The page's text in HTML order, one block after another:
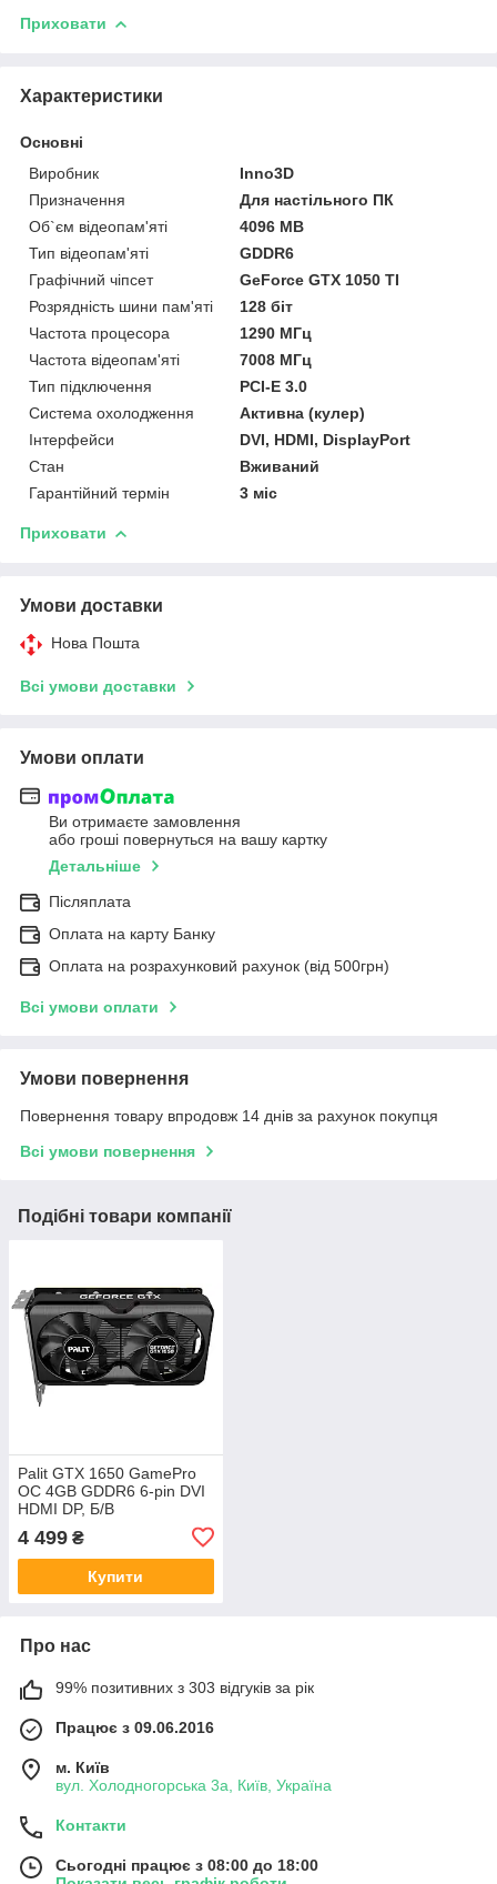
Приховати
Характеристики
Основні
Виробник
Inno3D
Призначення
Для настільного ПК
Об`єм відеопам'яті
4096 MB
Тип відеопам'яті
GDDR6
Графічний чіпсет
GeForce GTX 1050 TI
Розрядність шини пам'яті
128 біт
Частота процесора
1290 МГц
Частота відеопам'яті
7008 МГц
Тип підключення
PCI-E 3.0
Система охолодження
Активна (кулер)
Інтерфейси
DVI, HDMI, DisplayPort
Стан
Вживаний
Гарантійний термін
3 міс
Приховати
Умови доставки
Нова Пошта
Всі умови доставки
Умови оплати
Ви отримаєте замовлення
або гроші повернуться на вашу картку
Детальніше
Післяплата
Оплата на карту Банку
Оплата на розрахунковий рахунок (від 500грн)
Всі умови оплати
Умови повернення
Повернення товару впродовж 14 днів за рахунок покупця
Всі умови повернення
Подібні товари компанії
Palit GTX 1650 GamePro
OC 4GB GDDR6 6-pin DVI
HDMI DP, Б/В
4 499 ₴
Купити
Про нас
99% позитивних з 303 відгуків за рік
Працює з 09.06.2016
м. Київ
вул. Холодногорська 3а, Київ, Україна
Контакти
Сьогодні працює з 08:00 до 18:00